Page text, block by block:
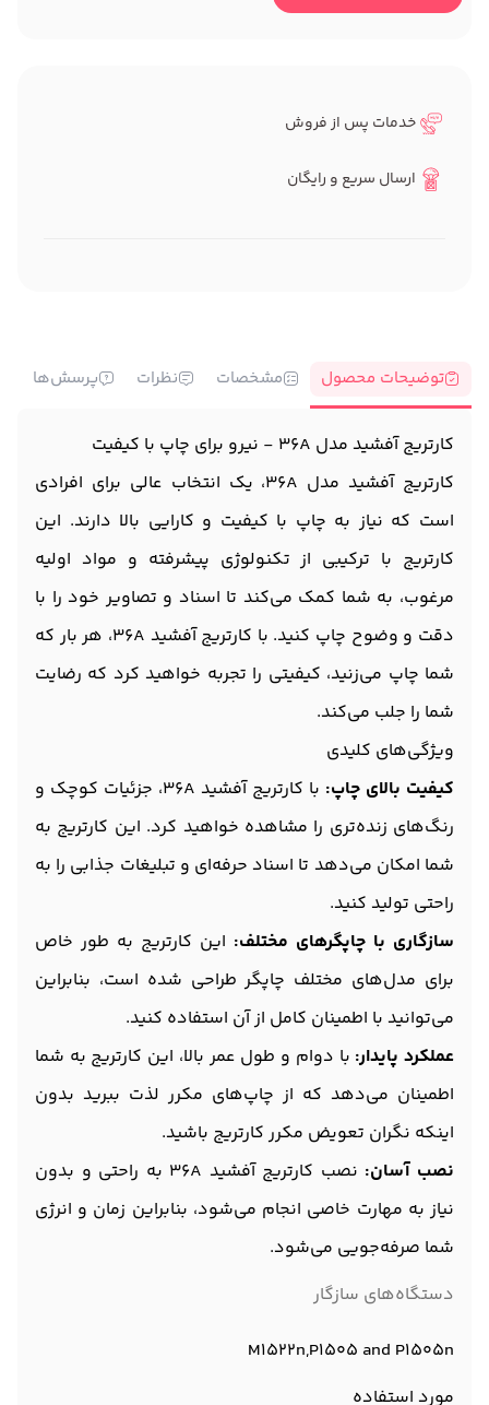
خدمات پس از فروش
ارسال سریع و رایگان
توضیحات محصول مشخصات نظرات پرسش‌ها
کارتریج آفشید مدل 36A - نیرو برای چاپ با کیفیت
کارتریج آفشید مدل 36A، یک انتخاب عالی برای افرادی
است که نیاز به چاپ با کیفیت و کارایی بالا دارند. این
کارتریج با ترکیبی از تکنولوژی پیشرفته و مواد اولیه
مرغوب، به شما کمک می‌کند تا اسناد و تصاویر خود را با
دقت و وضوح چاپ کنید. با کارتریج آفشید 36A، هر بار که
شما چاپ می‌زنید، کیفیتی را تجربه خواهید کرد که رضایت
شما را جلب می‌کند.
ویژگی‌های کلیدی
کیفیت بالای چاپ:
با کارتریج آفشید 36A، جزئیات کوچک و
رنگ‌های زنده‌تری را مشاهده خواهید کرد. این کارتریج به
شما امکان می‌دهد تا اسناد حرفه‌ای و تبلیغات جذابی را به
راحتی تولید کنید.
سازگاری با چاپگرهای مختلف: این کارتریج به طور خاص
برای مدل‌های مختلف چاپگر طراحی شده است، بنابراین
می‌توانید با اطمینان کامل از آن استفاده کنید.
عملکرد پایدار: با دوام و طول عمر بالا، این کارتریج به شما
اطمینان می‌دهد که از چاپ‌های مکرر لذت ببرید بدون
اینکه نگران تعویض مکرر کارتریج باشید.
نصب آسان:
نصب کارتریج آفشید 36A به راحتی و بدون
نیاز به مهارت خاصی انجام می‌شود، بنابراین زمان و انرژی
شما صرفه‌جویی می‌شود.
دستگاه‌های سازگار
M1522n,P1505 and P1505n
مورد استفاده